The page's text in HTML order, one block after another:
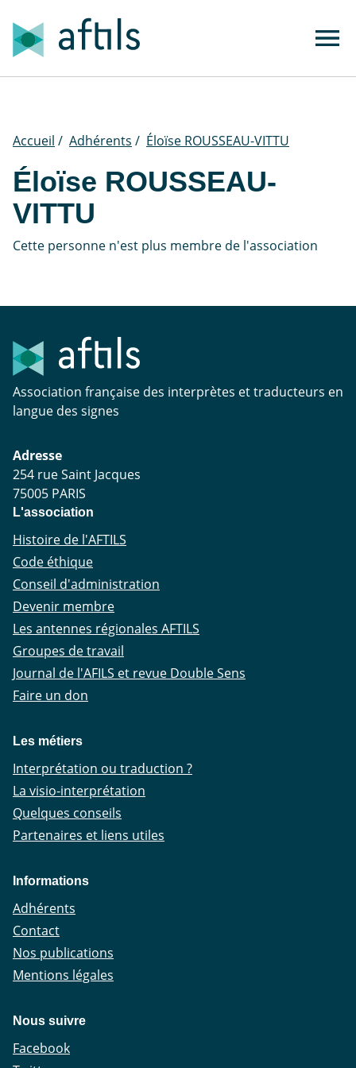
Accueil / Adhérents / Éloïse ROUSSEAU-VITTU
Éloïse ROUSSEAU-
VITTU
Cette personne n'est plus membre de l'association
Association française des interprètes et traducteurs en
langue des signes
Adresse
254 rue Saint Jacques
75005 PARIS
L'association
Histoire de l'AFTILS
Code éthique
Conseil d'administration
Devenir membre
Les antennes régionales AFTILS
Groupes de travail
Journal de l'AFILS et revue Double Sens
Faire un don
Les métiers
Interprétation ou traduction ?
La visio-interprétation
Quelques conseils
Partenaires et liens utiles
Informations
Adhérents
Contact
Nos publications
Mentions légales
Nous suivre
Facebook